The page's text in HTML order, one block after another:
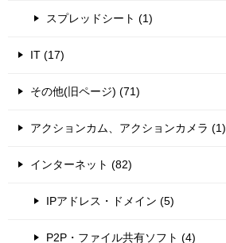
スプレッドシート (1)
IT (17)
その他(旧ページ) (71)
アクションカム、アクションカメラ (1)
インターネット (82)
IPアドレス・ドメイン (5)
P2P・ファイル共有ソフト (4)